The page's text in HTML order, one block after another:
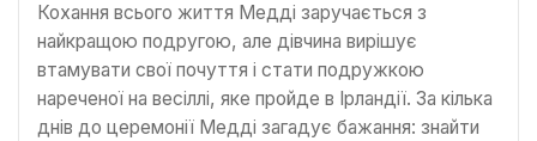
Кохання всього життя Медді заручається з
найкращою подругою, але дівчина вирішує
втамувати свої почуття і стати подружкою
нареченої на весіллі, яке пройде в Ірландії. За кілька
днів до церемонії Медді загадує бажання: знайти